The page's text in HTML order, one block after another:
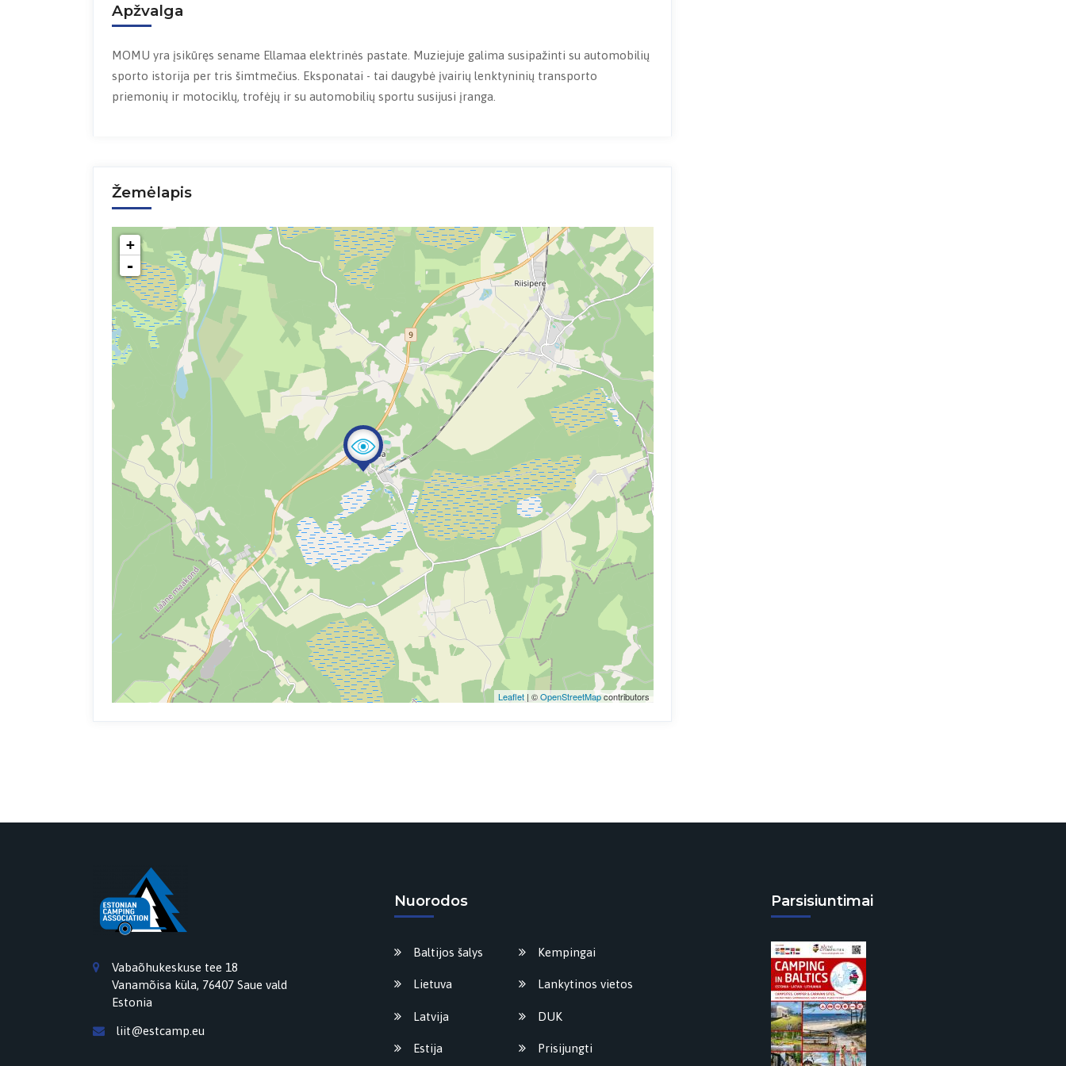
Apžvalga
MOMU yra įsikūręs sename Ellamaa elektrinės pastate. Muziejuje galima susipažinti su automobilių
sporto istorija per tris šimtmečius. Eksponatai - tai daugybė įvairių lenktyninių transporto
priemonių ir motociklų, trofėjų ir su automobilių sportu susijusi įranga.
Žemėlapis
+
-
Leaflet| ©OpenStreetMapcontributors
Vabaõhukeskuse tee 18
Vanamõisa küla, 76407 Saue vald
Estonia
liit@estcamp.eu
Nuorodos
Baltijos šalys
Lietuva
Latvija
Estija
Kempingai
Lankytinos vietos
DUK
Prisijungti
Parsisiuntimai